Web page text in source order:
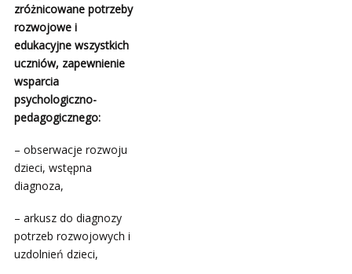
zróżnicowane potrzeby
rozwojowe i
edukacyjne wszystkich
uczniów, zapewnienie
wsparcia
psychologiczno-
pedagogicznego:
– obserwacje rozwoju
dzieci, wstępna
diagnoza,
– arkusz do diagnozy
potrzeb rozwojowych i
uzdolnień dzieci,